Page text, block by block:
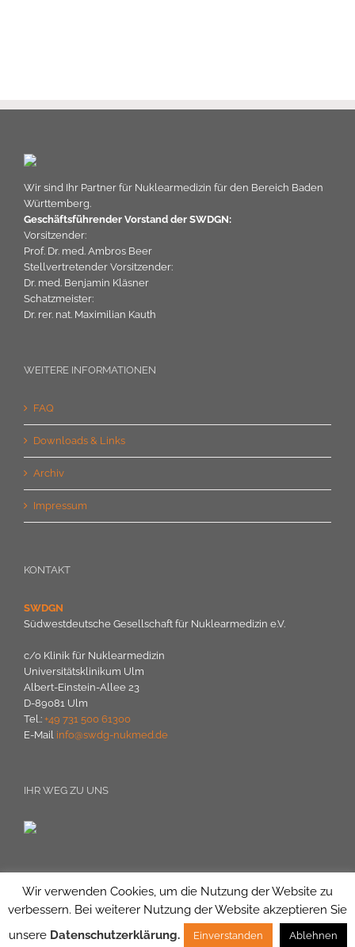
Wir sind Ihr Partner für Nuklearmedizin für den Bereich Baden
Württemberg.
Geschäftsführender Vorstand der SWDGN:
Vorsitzender:
Prof. Dr. med. Ambros Beer
Stellvertretender Vorsitzender:
Dr. med. Benjamin Kläsner
Schatzmeister:
Dr. rer. nat. Maximilian Kauth
WEITERE INFORMATIONEN
FAQ
Downloads & Links
Archiv
Impressum
KONTAKT
SWDGN
Südwestdeutsche Gesellschaft für Nuklearmedizin e.V.
c/o Klinik für Nuklearmedizin
Universitätsklinikum Ulm
Albert-Einstein-Allee 23
D-89081 Ulm
Tel.: +49 731 500 61300
E-Mail info@swdg-nukmed.de
IHR WEG ZU UNS
© 2016 SWDGN - Südwestdeutsche Gesellschaft für Nuklearmedizin
| Design by
Wir verwenden Cookies, um die Nutzung der Website zu
verbessern. Bei weiterer Nutzung der Website akzeptieren Sie
unsere Datenschutzerklärung. Einverstanden Ablehnen